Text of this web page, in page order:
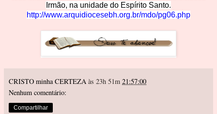
Irmão, na unidade do Espírito Santo.
http://www.arquidiocesebh.org.br/mdo/pg06.php
CRISTO minha CERTEZA às 23h 51m 21:57:00
Nenhum comentário:
Compartilhar